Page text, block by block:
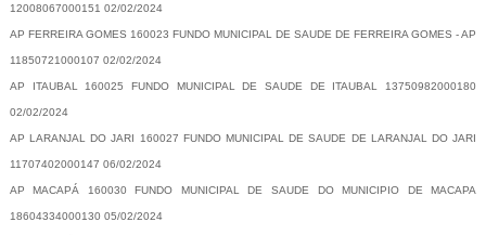
12008067000151 02/02/2024
AP FERREIRA GOMES 160023 FUNDO MUNICIPAL DE SAUDE DE FERREIRA GOMES - AP
11850721000107 02/02/2024
AP ITAUBAL 160025 FUNDO MUNICIPAL DE SAUDE DE ITAUBAL 13750982000180
02/02/2024
AP LARANJAL DO JARI 160027 FUNDO MUNICIPAL DE SAUDE DE LARANJAL DO JARI
11707402000147 06/02/2024
AP MACAPÁ 160030 FUNDO MUNICIPAL DE SAUDE DO MUNICIPIO DE MACAPA
18604334000130 05/02/2024